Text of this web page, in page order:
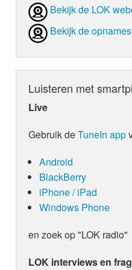
Bekijk de LOK
Bekijk de
Luisteren met
Live
Gebruik deTuneIn app
Android
BlackBerry
iPhone / iPad
Windows Phone
en zoek op "LOK radio"
LOK interviews en